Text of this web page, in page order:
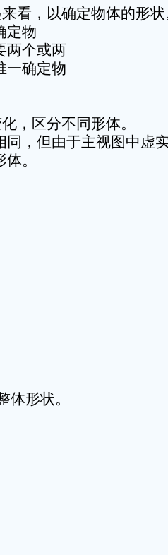
看，以确定物体的形
定物
两个或两
一确定物
，区分不同形体。
同，但由于主视图中虚
。
形状。